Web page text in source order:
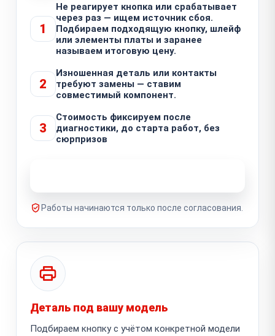
1
Не реагирует кнопка или срабатывает
через раз — ищем источник сбоя.
Подбираем подходящую кнопку, шлейф
или элементы платы и заранее
называем итоговую цену.
2
Изношенная деталь или контакты
требуют замены — ставим
совместимый компонент.
3
Стоимость фиксируем после
диагностики, до старта работ, без
сюрпризов
Работы начинаются только после согласования.
Деталь под вашу модель
Подбираем кнопку с учётом конкретной модели